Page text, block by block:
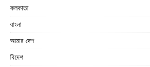
কলকাতা
বাংলা
আমার দেশ
বিদেশ